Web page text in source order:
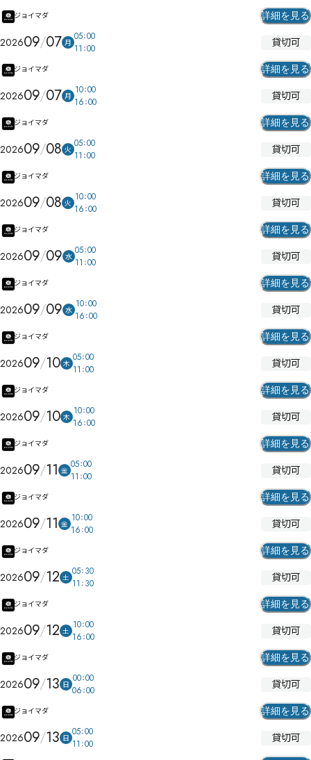
ジョイマダ 詳細を見る
202609 07 月 05 00
11 00 貸切可
ジョイマダ 詳細を見る
202609 07 月 10 00
16 00 貸切可
ジョイマダ 詳細を見る
202609 08 火 05 00
11 00 貸切可
ジョイマダ 詳細を見る
202609 08 火 10 00
16 00 貸切可
ジョイマダ 詳細を見る
202609 09 水 05 00
11 00 貸切可
ジョイマダ 詳細を見る
202609 09 水 10 00
16 00 貸切可
ジョイマダ 詳細を見る
202609 10 木 05 00
11 00 貸切可
ジョイマダ 詳細を見る
202609 10 木 10 00
16 00 貸切可
ジョイマダ 詳細を見る
202609 11 金 05 00
11 00 貸切可
ジョイマダ 詳細を見る
202609 11 金 10 00
16 00 貸切可
ジョイマダ 詳細を見る
202609 12 土 05 30
11 30 貸切可
ジョイマダ 詳細を見る
202609 12 土 10 00
16 00 貸切可
ジョイマダ 詳細を見る
202609 13 日 00 00
06 00 貸切可
ジョイマダ 詳細を見る
202609 13 日 05 00
11 00 貸切可